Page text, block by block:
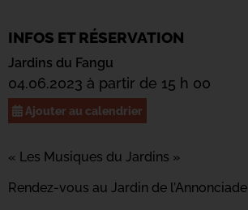
INFOS ET RÉSERVATION
Jardins du Fangu
04.06.2023 à partir de 15 h 00
Ajouter au calendrier
« Les Musiques du Jardins »
Rendez-vous au Jardin de l’Annonciade